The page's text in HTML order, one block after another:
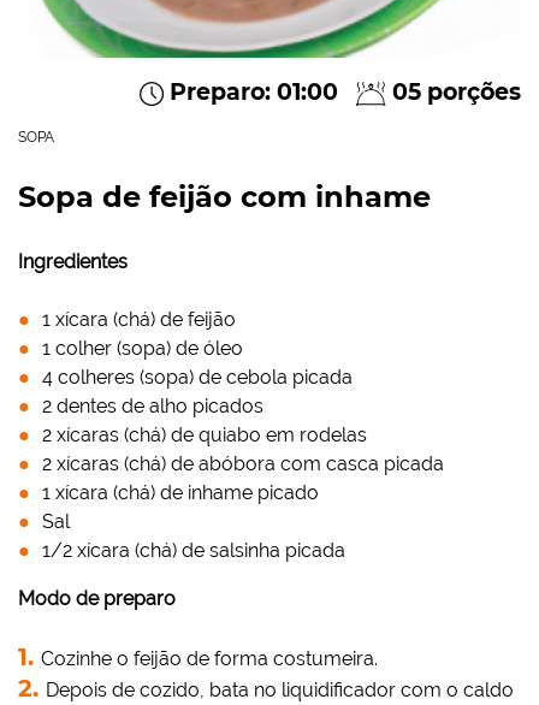
Preparo: 01:00 05 porções
SOPA
Sopa de feijão com inhame
Ingredientes
1 xícara (chá) de feijão
1 colher (sopa) de óleo
4 colheres (sopa) de cebola picada
2 dentes de alho picados
2 xícaras (chá) de quiabo em rodelas
2 xícaras (chá) de abóbora com casca picada
1 xícara (chá) de inhame picado
Sal
1/2 xícara (chá) de salsinha picada
Modo de preparo
Cozinhe o feijão de forma costumeira.
Depois de cozido, bata no liquidificador com o caldo